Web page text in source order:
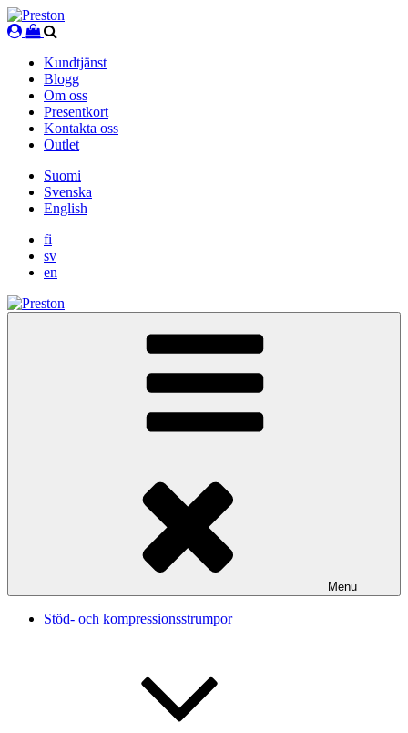
Skip
to
Kundtjänst
Blogg
Om oss
Presentkort
Kontakta oss
Outlet
Suomi
Svenska
English
fi
sv
en
Menu
Stöd- och kompressionsstrumpor